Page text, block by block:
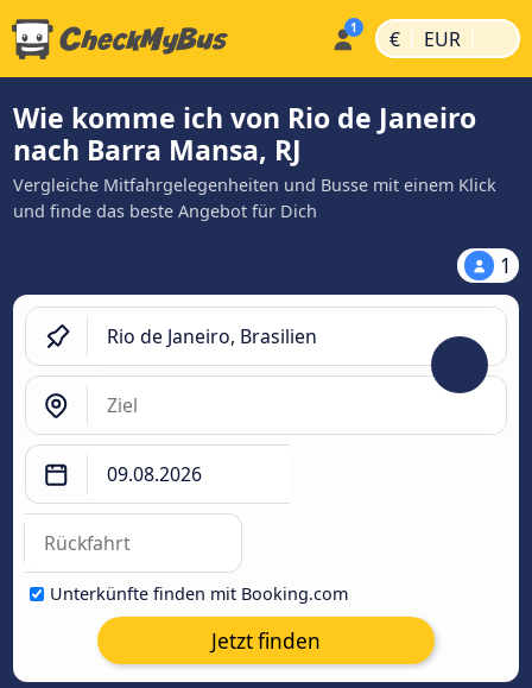
€ | EUR |
Wie komme ich von Rio de Janeiro
nach Barra Mansa, RJ
Vergleiche Mitfahrgelegenheiten und Busse mit einem Klick
und finde das beste Angebot für Dich
1
Unterkünfte finden mit Booking.com
Jetzt finden